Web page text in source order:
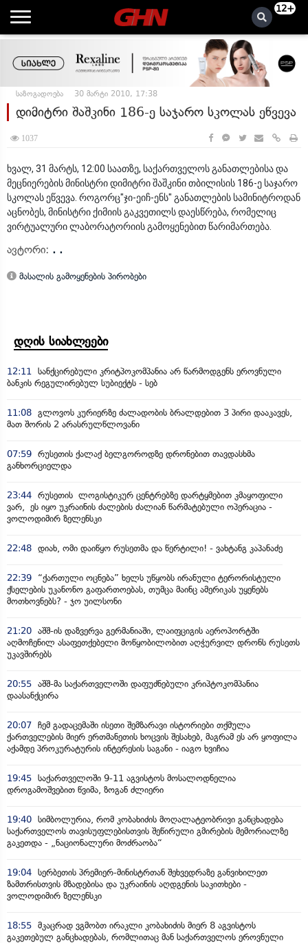
12+
საზოგადოება 30 მარტი 2010, 17:38
დიმიტრი შაშკინი 186-ე საჯარო სკოლას ეწვევა
1037
ხვალ, 31 მარტს, 12:00 საათზე, საქართველოს განათლებისა და
მეცნიერების მინისტრი დიმიტრი შაშკინი თბილისის 186-ე საჯარო
სკოლას ეწვევა. როგორც"ჯი-ეიჩ-ენს" განათლების სამინიტროდან
აცნობეს, მინისტრი ქიმიის გაკვეთილს დაესწრება, რომელიც
ვირტუალური ლაბორატორიის გამოყენებით წარიმართება.
ავტორი: . .
მასალის გამოყენების პირობები
დღის სიახლეები
12:11 სანქცირებული კრიტპოკომპანია არ წარმოდგენს ეროვნული
ბანკის რეგულირებულ სუბიექტს - სებ
11:08 გლოვოს კურიერზე ძალადობის ბრალდებით 3 პირი დააკავეს,
მათ შორის 2 არასრულწლოვანი
07:59 რუსეთის ქალაქ ბელგოროდზე დრონებით თავდასხმა
განხორციელდა
23:44 რუსეთის ლოგისტიკურ ცენტრებზე დარტყმებით კმაყოფილი
ვარ, ეს იყო უკრაინის ძალების ძალიან წარმატებული ოპერაცია -
ვოლოდიმირ ზელენსკი
22:48 დიახ, ომი დაიწყო რუსეთმა და წერტილი! - ვახტანგ კაპანაძე
22:39
“ქართული ოცნება” ხელს უწყობს ირანული ტერორისტული
ქსელების უკანონო გაფართოებას, თუმცა მაინც ამერიკას უყენებს
მოთხოვნებს? - ჯო უილსონი
21:20 აშშ-ის დაზვერვა გერმანიაში, ლაიფციგის აეროპორტში
აღმოჩენილ ასაფეთქებელი მოწყობილობით აღჭურვილ დრონს რუსეთს
უკავშირებს
20:55 აშშ-მა საქართველოში დაფუძნებული კრიპტოკომპანია
დაასანქცირა
20:07 ჩემ გადაცემაში ისეთი შემზარავი ისტორიები თქმულა
ქართველების მიერ ერთმანეთის ხოცვის შესახებ, მაგრამ ეს არ ყოფილა
აქამდე პროკურატურის ინტერესის საგანი - იაგო ხვიჩია
19:45 საქართველოში 9-11 აგვისტოს მოსალოდნელია
დროგამოშვებით წვიმა, ზოგან ძლიერი
19:40 სიმბოლურია, რომ კობახიძის მოღალატეობრივი განცხადება
საქართველოს თავისუფლებისთვის შეწირული გმირების მემორიალზე
გაკეთდა - „ნაციონალური მოძრაობა“
19:04 სერბეთის პრემიერ-მინისტრთან შეხვედრაზე განვიხილეთ
ზამთრისთვის მზადებისა და უკრაინის აღდგენის საკითხები -
ვოლოდიმირ ზელენსკი
18:55 მკაცრად ვგმობთ ირაკლი კობახიძის მიერ 8 აგვისტოს
გაკეთებულ განცხადებას, რომლითაც მან საქართველოს ეროვნული